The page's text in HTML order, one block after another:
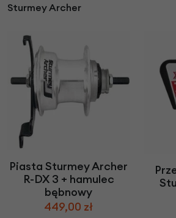
Sturmey Archer
Piasta Sturmey Archer
R-DX 3 + hamulec
bębnowy
449,00 zł